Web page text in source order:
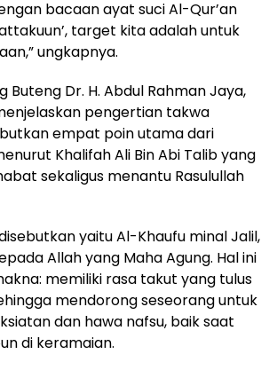
bacaan ayat suci Al-Qur’an
target kita adalah untuk
ungkapnya.
Buteng Dr. H. Abdul Rahman Jaya,
menjelaskan pengertian takwa
empat poin utama dari
Khalifah Ali Bin Abi Talib yang
sekaligus menantu Rasulullah
yaitu Al-Khaufu minal Jalil,
Allah yang Maha Agung. Hal ini
memiliki rasa takut yang tulus
mendorong seseorang untuk
dan hawa nafsu, baik saat
di keramaian.